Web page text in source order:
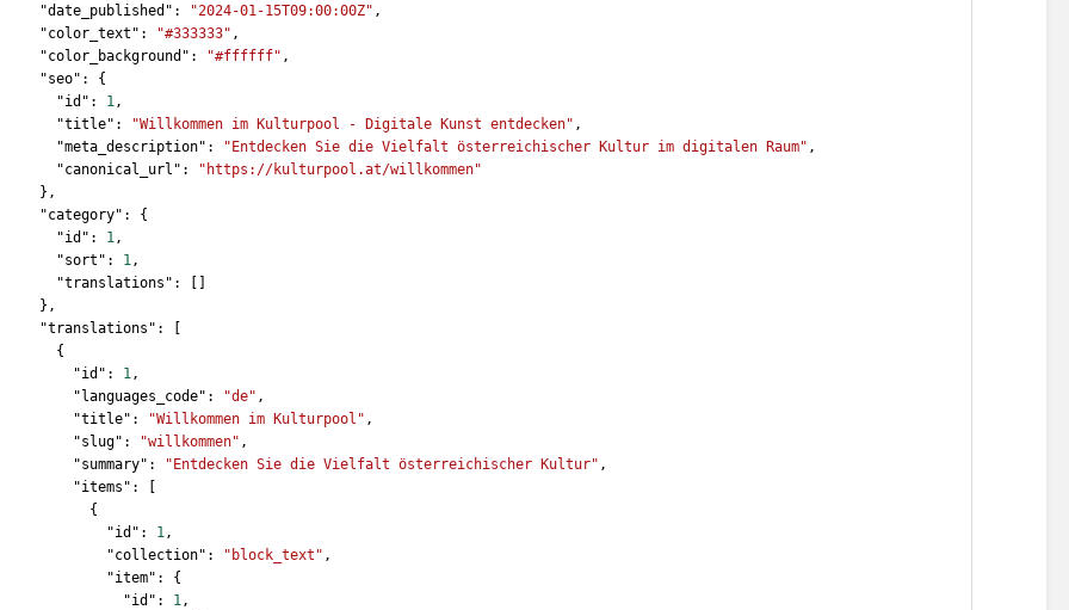
    "date_published":
"2024-01-15T09:00:00Z" ,
    "color_text":
"#333333" ,
    "color_background":
"#ffffff" ,
    "seo": {
      "id":
1 ,
      "title":
"Willkommen im Kulturpool - Digitale Kunst entdecken" ,
      "meta_description":
"Entdecken Sie die Vielfalt österreichischer Kultur im digitalen Raum" ,
      "canonical_url":
"https://kulturpool.at/willkommen"
    },
    "category": {
      "id":
1 ,
      "sort":
1 ,
      "translations": []
    },
    "translations": [
      {
        "id":
1 ,
        "languages_code":
"de" ,
        "title":
"Willkommen im Kulturpool" ,
        "slug":
"willkommen" ,
        "summary":
"Entdecken Sie die Vielfalt österreichischer Kultur" ,
        "items": [
          {
            "id":
1 ,
            "collection":
"block_text" ,
            "item": {
              "id":
1 ,